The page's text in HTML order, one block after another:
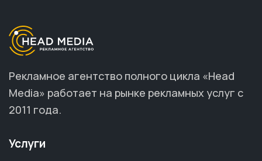
Рекламное агентство полного цикла «Head
Media» работает на рынке рекламных услуг с
2011 года.
Услуги